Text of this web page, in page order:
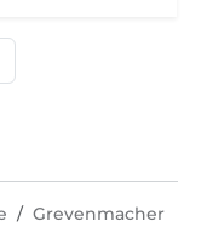
Grevenmacher